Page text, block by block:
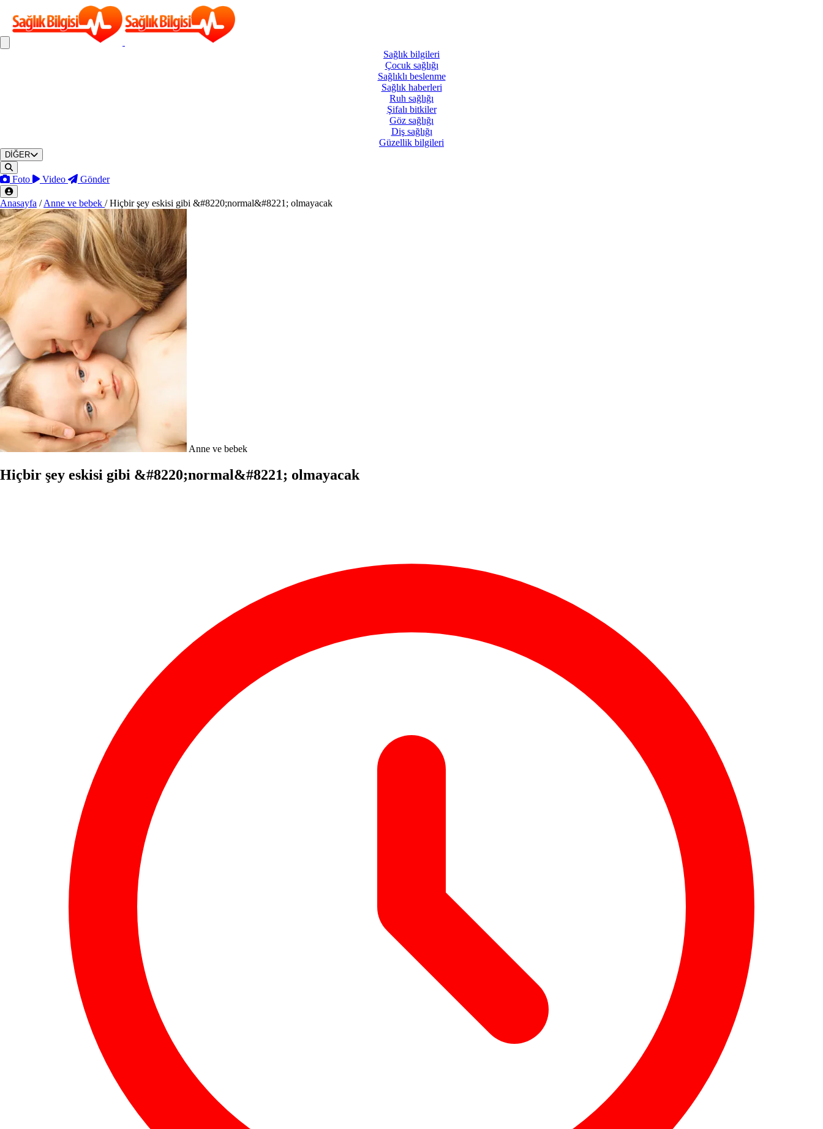
Sağlık bilgileri
Çocuk sağlığı
Sağlıklı beslenme
Sağlık haberleri
Ruh sağlığı
Şifalı bitkiler
Göz sağlığı
Diş sağlığı
Güzellik bilgileri
DİĞER
Foto Video Gönder
Anasayfa / Anne ve bebek / Hiçbir şey eskisi gibi &#8220;normal&#8221; olmayacak
Anne ve bebek
Hiçbir şey eskisi gibi &#8220;normal&#8221; olmayacak